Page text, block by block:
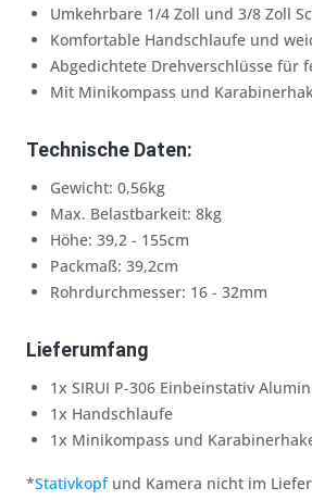
Umkehrbare 1/4 Zoll und 3/8 Zoll
Komfortable Handschlaufe und
Abgedichtete Drehverschlüsse für
Mit Minikompass und
Technische Daten:
Gewicht: 0,56kg
Max. Belastbarkeit: 8kg
Höhe: 39,2 - 155cm
Packmaß: 39,2cm
Rohrdurchmesser: 16 - 32mm
Lieferumfang
1x SIRUI P-306 Einbeinstativ
1x Handschlaufe
1x Minikompass und
*Stativkopfund Kamera nicht im